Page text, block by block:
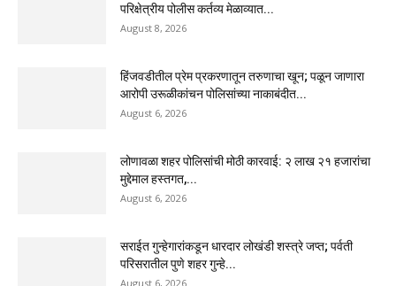
परिक्षेत्रीय पोलीस कर्तव्य मेळाव्यात...
August 8, 2026
हिंजवडीतील प्रेम प्रकरणातून तरुणाचा खून; पळून जाणारा
आरोपी उरूळीकांचन पोलिसांच्या नाकाबंदीत...
August 6, 2026
लोणावळा शहर पोलिसांची मोठी कारवाई: २ लाख २१ हजारांचा
मुद्देमाल हस्तगत,...
August 6, 2026
सराईत गुन्हेगारांकडून धारदार लोखंडी शस्त्रे जप्त; पर्वती
परिसरातील पुणे शहर गुन्हे...
August 6, 2026